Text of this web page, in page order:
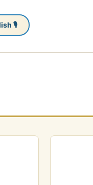
🎙 Subscribe / English